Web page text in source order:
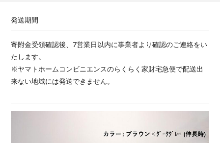
発送期間
寄附金受領確認後、7営業日以内に事業者より確認のご連絡をい
たします。
※ヤマトホームコンビニエンスのらくらく家財宅急便で配送出
来ない地域には発送できません。